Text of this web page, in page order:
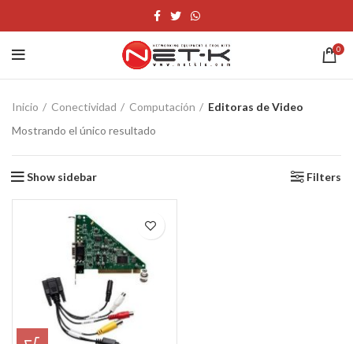
0
Inicio Conectividad Computación
Editoras de Video
Mostrando el único resultado
Show sidebar Filters